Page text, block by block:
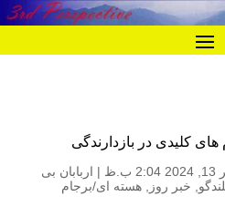
کليدی در بازدارندگی
| اربابان بی
خبر روز هسته ای/برجام